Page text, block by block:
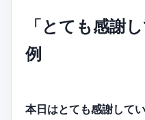
「とても感謝
例
本日はとても感謝して